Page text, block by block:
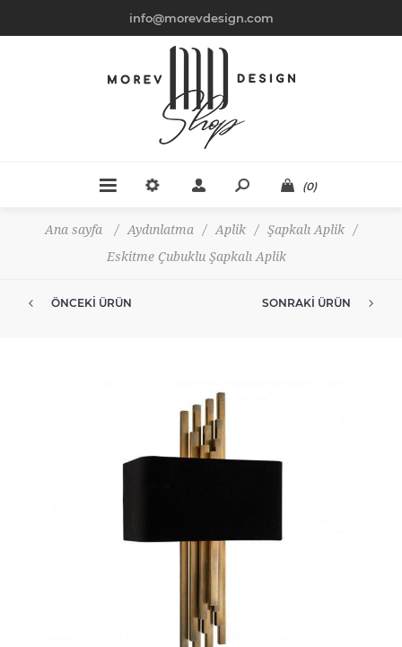
info@morevdesign.com
(0)
Ana sayfa / Aydınlatma / Aplik / Şapkalı Aplik
/
Eskitme Çubuklu Şapkalı Aplik
ÖNCEKI ÜRÜN SONRAKI ÜRÜN